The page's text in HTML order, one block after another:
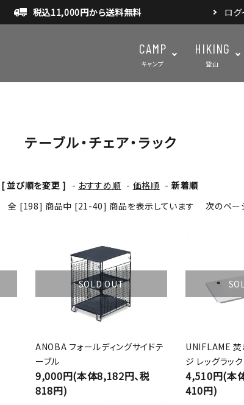
税込11,000円から送料無料 ログ
CAMP
キャンプ
テント・タープ
アウトドアスパイス
HIKING
登山
テーブル・チェア・ラック
[ 並び順を変更 ] - おすすめ順 - 価格順 - 新着順
全 [198] 商品中 [21-40] 商品を表示しています 次のペー
SOLD OUT
ANOBA フォールディングサイドテ
ーブル
9,000円(本体8,182円、税
818円)
UNIFLAME 焚
ジ レッグラック
4,510円(本
410円)